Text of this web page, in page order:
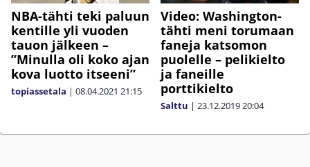
NBA-tähti teki paluun
kentille yli vuoden
tauon jälkeen –
”Minulla oli koko ajan
kova luotto itseeni”
topiassetala | 08.04.2021 21:15
Video: Washington-
tähti meni torumaan
faneja katsomon
puolelle – pelikielto
ja faneille
porttikielto
Salttu | 23.12.201920:04